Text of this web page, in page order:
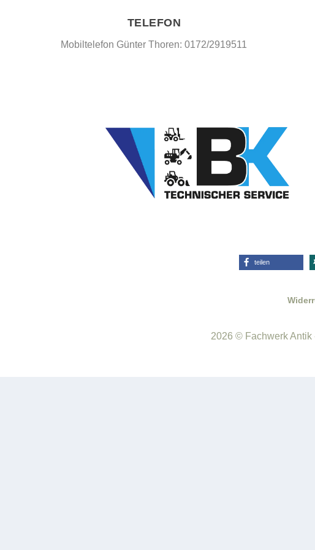
TELEFON
Mobiltelefon Günter Thoren: 0172/2919511
teilen
2026 © Fachwerk